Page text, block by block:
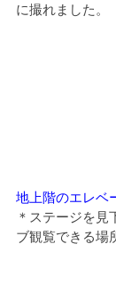
に撮れました。
地上階のエレベ
＊ステージを見
ブ観覧できる場